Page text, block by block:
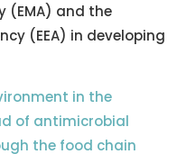
(EMA) and the
(EEA) in developing
in the
of antimicrobial
the food chain